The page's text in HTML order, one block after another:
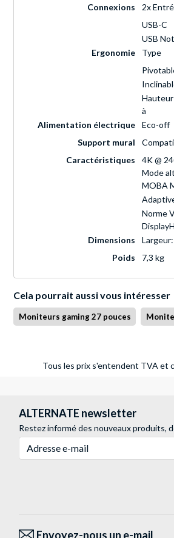
Connexions
2x
USB-C
USB
Ergonomie
Type
à
Alimentation électrique Eco-off
Support mural
Caractéristiques
4K @
Mode
MOBA
Norme
Dimensions
Poids
7,3 kg
Cela pourrait aussi vous intéresser
Moniteurs gaming 27 pouces
Tous les prix s'entendent TVA et
ALTERNATE newsletter
Restez informé des nouveaux produits,
Adresse e-mail
Envoyez-nous un e-mail